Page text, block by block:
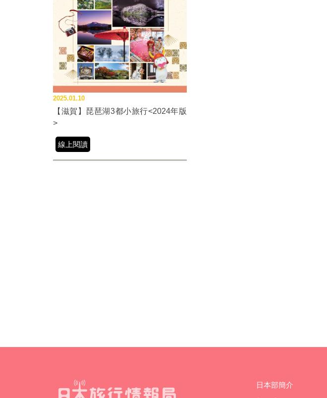
2025.01.10
【滋賀】琵琶湖3都小旅行<2024年版
>
線上閱讀
日本部簡介